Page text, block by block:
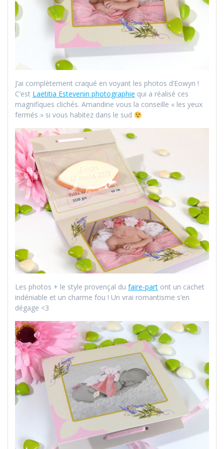
J’ai complètement craqué en voyant les photos d’Eowyn !
C’est Laetitia Estevenin photographie qui a réalisé ces
magnifiques clichés. Amandine vous la conseille « les yeux
fermés » si vous habitez dans le sud
Les photos + le style provençal du faire-part ont un cachet
indéniable et un charme fou ! Un vrai romantisme s’en
dégage <3